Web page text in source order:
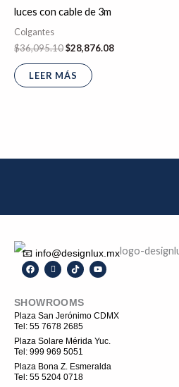
luces con cable de 3m
Colgantes
$36,095.10$28,876.08
LEER MÁS
📧 info@designlux.mx
F
a
b
o
o
k
I
c
-
i
n
s
t
a
g
r
a
m
T
i
o
k
Y
o
b
e
SHOWROOMS
Plaza San Jerónimo CDMX
Tel: 55 7678 2685
Plaza Solare Mérida Yuc.
Tel: 999 969 5051
Plaza Bona Z. Esmeralda
Tel: 55 5204 0718